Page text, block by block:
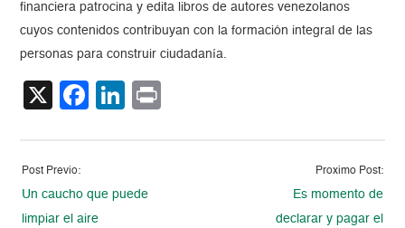
financiera patrocina y edita libros de autores venezolanos
cuyos contenidos contribuyan con la formación integral de las
personas para construir ciudadanía.
X Facebook
LinkedIn
Post Previo:
Un caucho que puede
limpiar el aire
Proximo Post:
Es momento de
declarar y pagar el